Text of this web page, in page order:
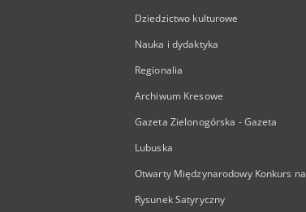
Dziedzictwo kulturowe
Nauka i dydaktyka
Regionalia
Archiwum Kresowe
Gazeta Zielonogórska - Gazeta
Lubuska
Otwarty Międzynarodowy Konkurs na
Rysunek Satyryczny